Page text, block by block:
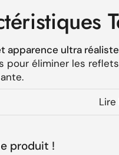
apparence ultra réaliste
pour éliminer les
: Fabriqués
fournies) pour des
produit !